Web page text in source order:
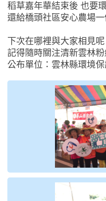
稻草嘉年華結束後 也要
還給橋頭社區安心農場一
下次在哪裡與大家相見呢
記得隨時關注清新雲林
公布單位：雲林縣環境